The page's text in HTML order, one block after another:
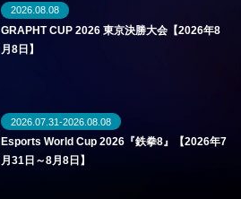
2026.08.08
GRAPHT CUP 2026 東京決勝大会【2026年8
月8日】
2026.07.31-2026.08.08
Esports World Cup 2026『鉄拳8』【2026年7
月31日～8月8日】